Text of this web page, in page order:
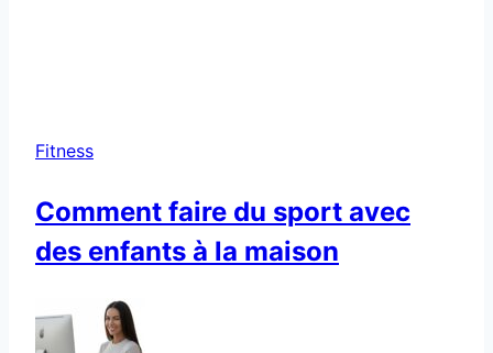
Fitness
Comment faire du sport avec
des enfants à la maison